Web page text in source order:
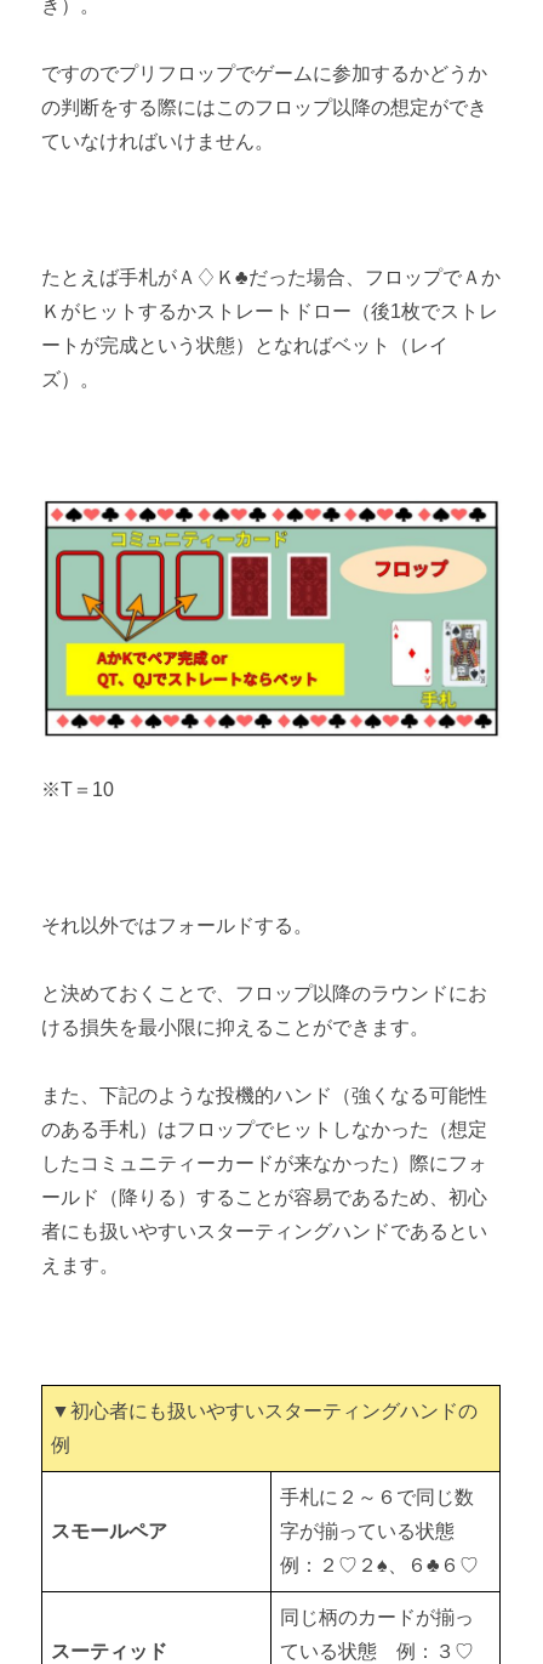
き）。
ですのでプリフロップでゲームに参加するかどうか
の判断をする際にはこのフロップ以降の想定ができ
ていなければいけません。
たとえば手札がＡ♢Ｋ♣だった場合、フロップでＡか
Ｋがヒットするかストレートドロー（後1枚でストレ
ートが完成という状態）となればベット（レイ
ズ）。
※T＝10
それ以外ではフォールドする。
と決めておくことで、フロップ以降のラウンドにお
ける損失を最小限に抑えることができます。
また、下記のような投機的ハンド（強くなる可能性
のある手札）はフロップでヒットしなかった（想定
したコミュニティーカードが来なかった）際にフォ
ールド（降りる）することが容易であるため、初心
者にも扱いやすいスターティングハンドであるとい
えます。
▼初心者にも扱いやすいスターティングハンドの
例
スモールペア
手札に２～６で同じ数
字が揃っている状態
例：２♡２♠、６♣６♡
スーティッド
同じ柄のカードが揃っ
ている状態 例：３♡